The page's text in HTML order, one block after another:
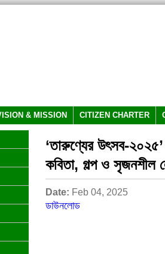
& MISSION CITIZEN CHARTER
‘তারুণ্যের উৎসব-
কবিতা, গল্প ও সৃজনশীল
Date: Feb 04, 2025
ডাউনলোড